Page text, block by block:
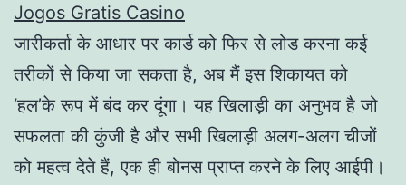
Jogos Gratis Casino
जारीकर्ता के आधार पर कार्ड को फिर से लोड करना कई
तरीकों से किया जा सकता है, अब मैं इस शिकायत को
‘हल’के रूप में बंद कर दूंगा। यह खिलाड़ी का अनुभव है जो
सफलता की कुंजी है और सभी खिलाड़ी अलग-अलग चीजों
को महत्व देते हैं, एक ही बोनस प्राप्त करने के लिए आईपी।